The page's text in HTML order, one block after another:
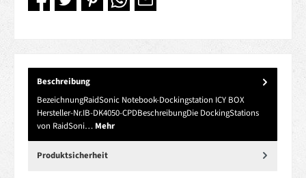
Beschreibung
BezeichnungRaidSonic Notebook-Dockingstation ICY BOX
Hersteller-Nr.IB-DK4050-CPDBeschreibungDie DockingStations
von RaidSoni… Mehr
Produktsicherheit